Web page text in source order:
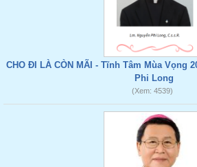
CHO ĐI LÀ CÒN MÃI - Tĩnh Tâm Mùa Vọng
Phi Long
(Xem: 4539)